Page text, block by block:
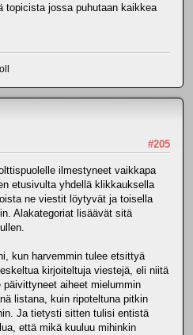
topicista jossa puhutaan kaikkea
#205
ilmestyneet vaikkapa
etusivulta yhdellä klikkauksella
ne viestit löytyvät ja toisella
Alakategoriat lisäävät sitä
kun harvemmin tulee etsittyä
kirjoiteltuja viestejä, eli niitä
aiheet mielummin
listana, kuin ripoteltuna pitkin
Ja tietysti sitten tulisi entistä
että mikä kuuluu mihinkin